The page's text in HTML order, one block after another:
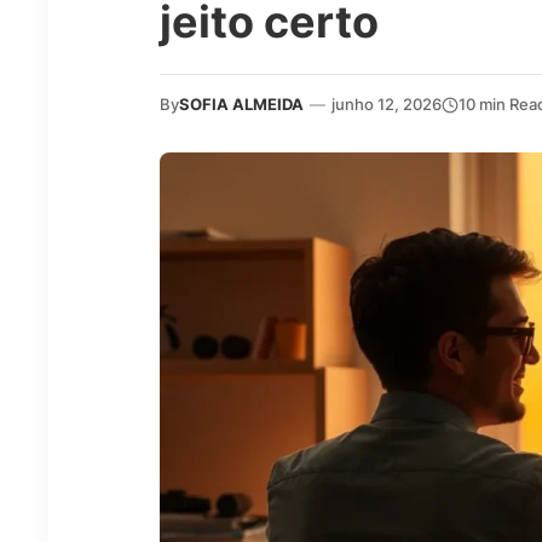
jeito certo
BySOFIA ALMEIDA — junho 12, 2026 10 min